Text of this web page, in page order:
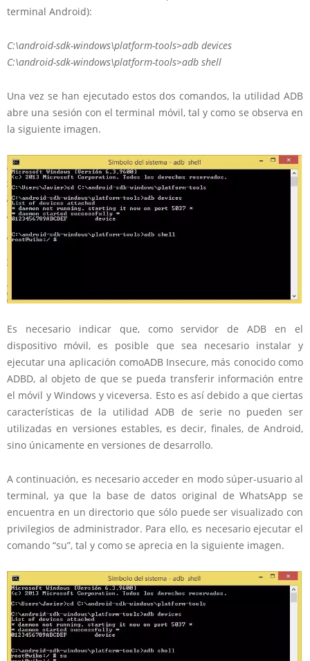
terminal Android):
C:\android-sdk-windows\platform-tools>adb devices
C:\android-sdk-windows\platform-tools>adb shell
Una vez se han ejecutado estos dos comandos, la utilidad ADB
abre una sesión con el terminal móvil, tal y como se observa en
la siguiente imagen.
Es necesario indicar que, como servidor de ADB en el
dispositivo móvil, es posible que sea necesario instalar y
ejecutar una aplicación comoADB Insecure, más conocido como
ADBD, al objeto de que se pueda transferir información entre
el móvil y Windows y viceversa. Esto es así debido a que ciertas
características de la utilidad ADB de serie no pueden ser
utilizadas en versiones estables, es decir, finales, de Android,
sino únicamente en versiones de desarrollo.
A continuación, es necesario acceder en modo súper-usuario al
terminal, ya que la base de datos original de WhatsApp se
encuentra en un directorio que sólo puede ser visualizado con
privilegios de administrador. Para ello, es necesario ejecutar el
comando “su”, tal y como se aprecia en la siguiente imagen.